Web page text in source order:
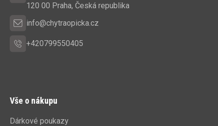
120 00 Praha, Česká republika
info@chytraopicka.cz
+420799550405
Vše o nákupu
Dárkové poukazy